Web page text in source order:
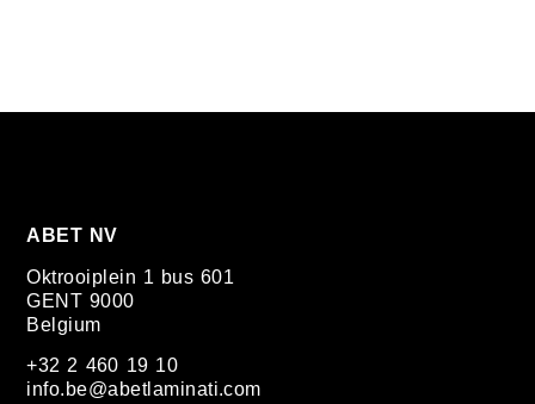
ABET NV
Oktrooiplein 1 bus 601
GENT 9000
Belgium
+32 2 460 19 10
info.be@abetlaminati.com